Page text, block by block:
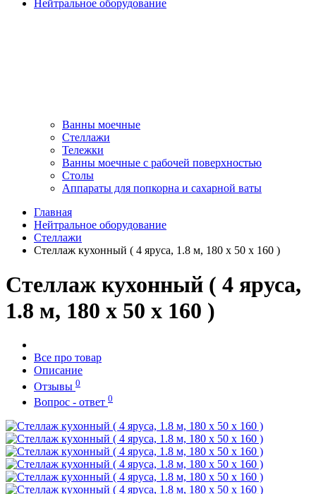
Нейтральное оборудование
Ванны моечные
Стеллажи
Тележки
Ванны моечные с рабочей поверхностью
Столы
Аппараты для попкорна и сахарной ваты
Главная
Нейтральное оборудование
Стеллажи
Стеллаж кухонный ( 4 яруса, 1.8 м, 180 х 50 х 160 )
Стеллаж кухонный ( 4 яруса,
1.8 м, 180 х 50 х 160 )
Все про товар
Описание
Отзывы 0
Вопрос - ответ 0